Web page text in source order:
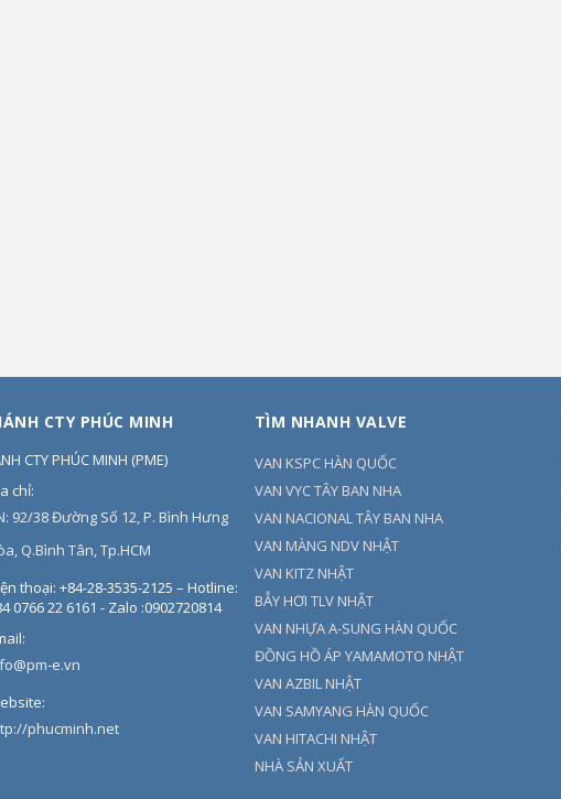
CTY PHÚC MINH
CTY PHÚC MINH (PME)
chỉ:
92/38 Đường Số 12, P. Bình Hưng
Q.Bình Tân, Tp.HCM
thoại: +84-28-3535-2125 – Hotline:
0766 22 6161 - Zalo :0902720814
e.vn
phucminh.net
TÌM NHANH VALVE
VAN KSPC HÀN QUỐC
VAN VYC TÂY BAN NHA
VAN NACIONAL TÂY BAN NHA
VAN MÀNG NDV NHẬT
VAN KITZ NHẬT
BẪY HƠI TLV NHẬT
VAN NHỰA A-SUNG HÀN QUỐC
ĐỒNG HỒ ÁP YAMAMOTO NHẬT
VAN AZBIL NHẬT
VAN SAMYANG HÀN QUỐC
VAN HITACHI NHẬT
NHÀ SẢN XUẤT